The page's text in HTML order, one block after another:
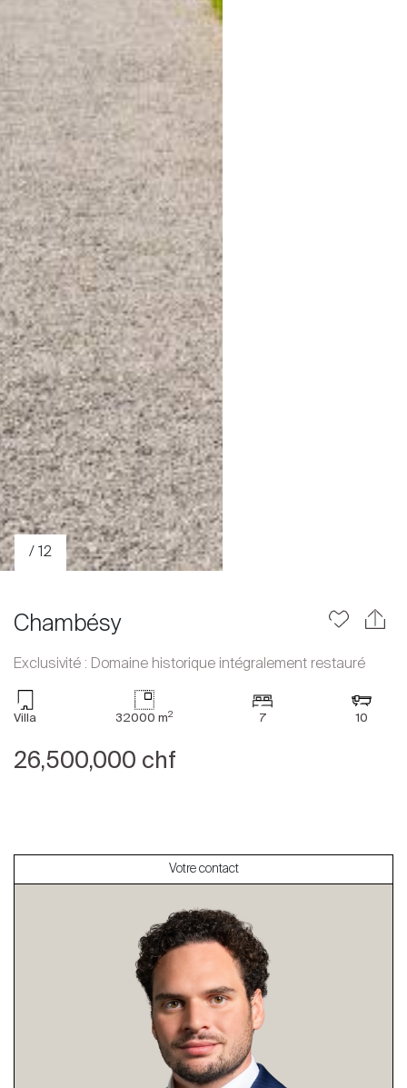
International
À propos
Nos experts
Contacter
Le blog
/ 12
Chambésy
Exclusivité : Domaine historique intégralement restauré
Villa 32000 m2 7 10
26,500,000 chf
Votre contact